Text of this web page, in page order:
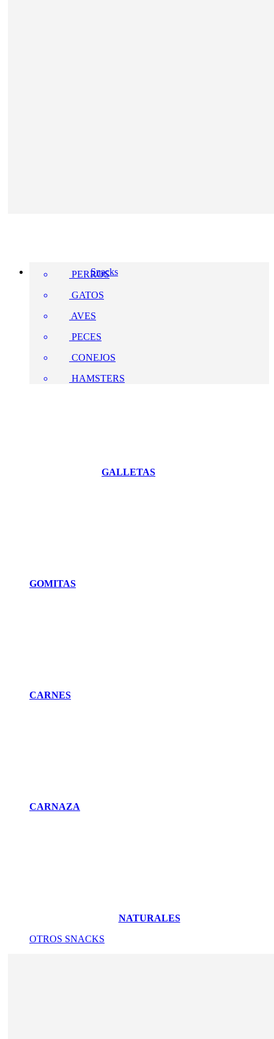
Snacks
PERROS
GATOS
AVES
PECES
CONEJOS
HAMSTERS
GALLETAS
GOMITAS
CARNES
CARNAZA
NATURALES
OTROS SNACKS